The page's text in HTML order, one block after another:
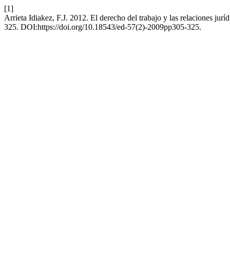
[1]
Arrieta Idiakez, F.J. 2012. El derecho del trabajo y las relaciones
325. DOI:https://doi.org/10.18543/ed-57(2)-2009pp305-325.